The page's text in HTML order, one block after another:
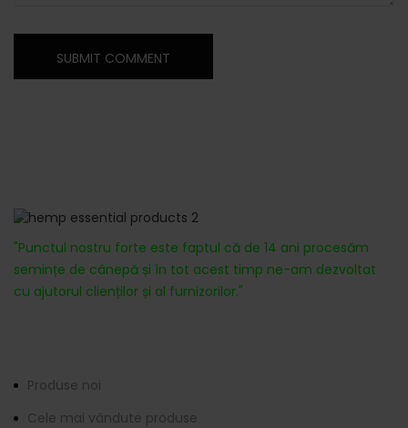
"Punctul nostru forte este faptul că de 14 ani procesăm
semințe de cânepă și în tot acest timp ne-am dezvoltat
cu ajutorul clienților și al furnizorilor."
Produse noi
Cele mai vândute produse